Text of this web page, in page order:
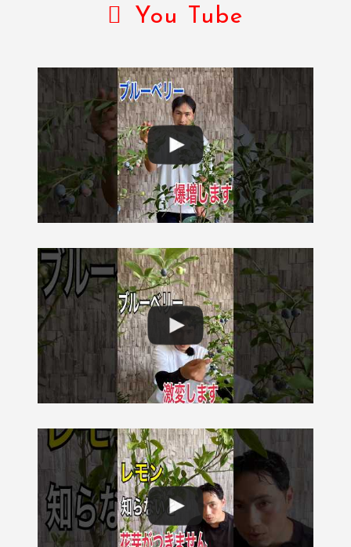
You Tube